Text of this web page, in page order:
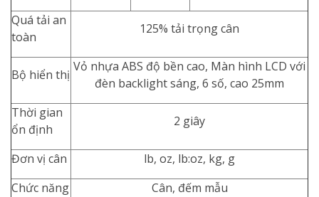
Quá tải an
toàn
125% tải trọng cân
Bộ hiển thị
Vỏ nhựa ABS độ bền cao, Màn hình LCD với
đèn backlight sáng, 6 số, cao 25mm
Thời gian
ổn định
2 giây
Đơn vị cân
lb, oz, lb:oz, kg, g
Chức năng
Cân, đếm mẫu